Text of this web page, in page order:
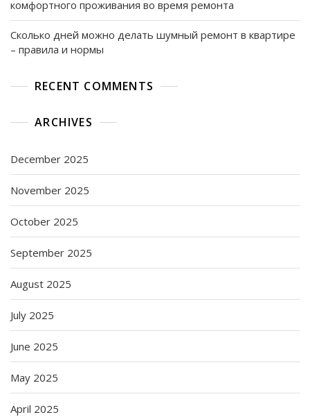
комфортного проживания во время ремонта
Сколько дней можно делать шумный ремонт в квартире
– правила и нормы
RECENT COMMENTS
ARCHIVES
December 2025
November 2025
October 2025
September 2025
August 2025
July 2025
June 2025
May 2025
April 2025